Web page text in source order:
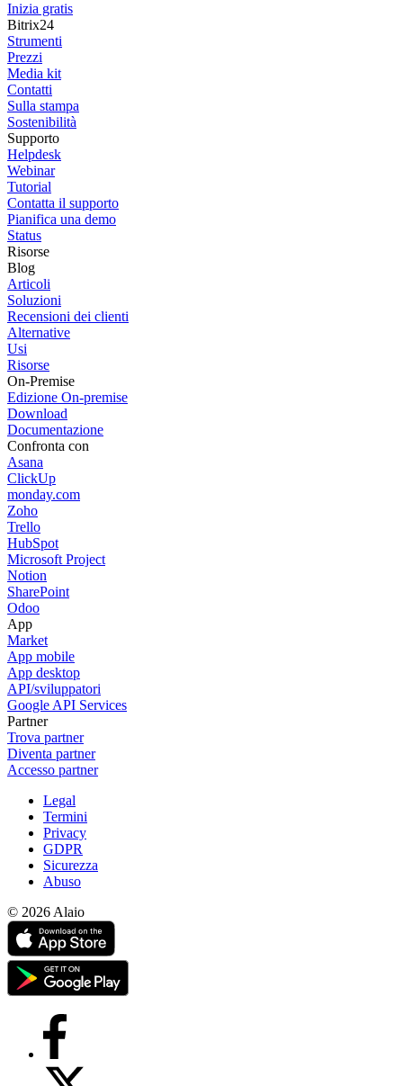
Inizia gratis
Bitrix24
Strumenti
Prezzi
Media kit
Contatti
Sulla stampa
Sostenibilità
Supporto
Helpdesk
Webinar
Tutorial
Contatta il supporto
Pianifica una demo
Status
Risorse
Blog
Articoli
Soluzioni
Recensioni dei clienti
Alternative
Usi
Risorse
On-Premise
Edizione On-premise
Download
Documentazione
Confronta con
Asana
ClickUp
monday.com
Zoho
Trello
HubSpot
Microsoft Project
Notion
SharePoint
Odoo
App
Market
App mobile
App desktop
API/sviluppatori
Google API Services
Partner
Trova partner
Diventa partner
Accesso partner
Legal
Termini
Privacy
GDPR
Sicurezza
Abuso
© 2026 Alaio